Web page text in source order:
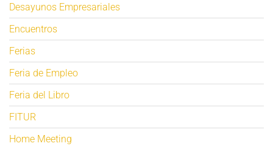
Desayunos Empresariales
Encuentros
Ferias
Feria de Empleo
Feria del Libro
FITUR
Home Meeting